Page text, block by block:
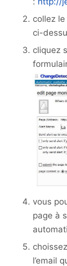
collez
ci-
cliquez
vous
page à
l’email